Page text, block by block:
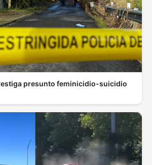
presunto feminicidio-suicidio